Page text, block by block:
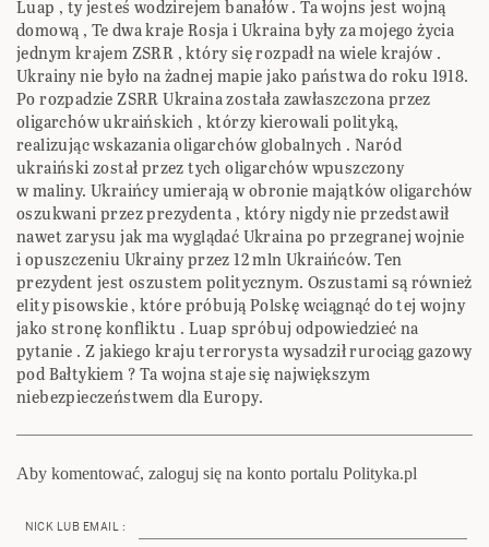
Luap , ty jesteś wodzirejem banałów . Ta wojns jest wojną
domową , Te dwa kraje Rosja i Ukraina były za mojego życia
jednym krajem ZSRR , który się rozpadł na wiele krajów .
Ukrainy nie było na żadnej mapie jako państwa do roku 1918.
Po rozpadzie ZSRR Ukraina została zawłaszczona przez
oligarchów ukraińskich , którzy kierowali polityką,
realizując wskazania oligarchów globalnych . Naród
ukraiński został przez tych oligarchów wpuszczony
w maliny. Ukraińcy umierają w obronie majątków oligarchów
oszukwani przez prezydenta , który nigdy nie przedstawił
nawet zarysu jak ma wyglądać Ukraina po przegranej wojnie
i opuszczeniu Ukrainy przez 12 mln Ukraińców. Ten
prezydent jest oszustem politycznym. Oszustami są również
elity pisowskie , które próbują Polskę wciągnąć do tej wojny
jako stronę konfliktu . Luap spróbuj odpowiedzieć na
pytanie . Z jakiego kraju terrorysta wysadził rurociąg gazowy
pod Bałtykiem ? Ta wojna staje się największym
niebezpieczeństwem dla Europy.
Aby komentować, zaloguj się na konto portalu Polityka.pl
NICK LUB EMAIL :